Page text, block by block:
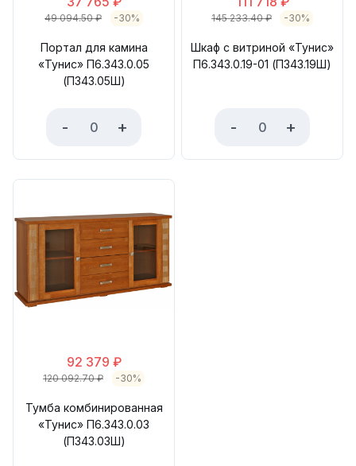
49 094.50₽ -30%
Портал для камина
«Тунис» П6.343.0.05
(П343.05Ш)
- +
145 233.40₽ -30%
Шкаф с витриной «Тунис»
П6.343.0.19-01 (П343.19Ш)
- +
92 379 ₽
120 092.70₽ -30%
Тумба комбинированная
«Тунис» П6.343.0.03
(П343.03Ш)